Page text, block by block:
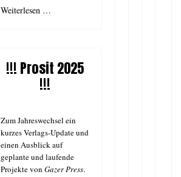
Weiterlesen …
!!! Prosit 2025
!!!
Zum Jahreswechsel ein
kurzes Verlags-Update und
einen Ausblick auf
geplante und laufende
Projekte von Gazer Press.